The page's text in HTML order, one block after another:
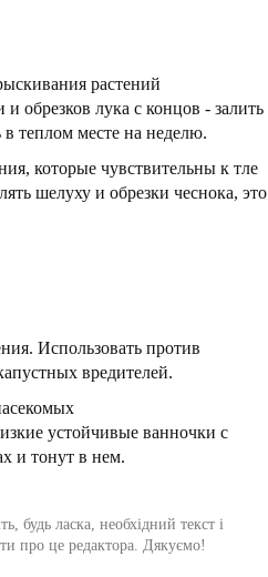
растений
обрезков лука с концов - залить
теплом месте на неделю.
которые чувствительны к тле
шелуху и обрезки чеснока, это
Использовать против
вредителей.
устойчивые ванночки с
и тонут в нем.
будь ласка, необхідний текст і
про це редактора. Дякуємо!